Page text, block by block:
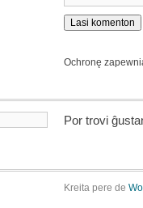
Ochronę
Por trovi
Kreita pere de